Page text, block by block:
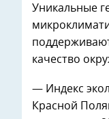
Уникальные
качество
— Индекс
Красной